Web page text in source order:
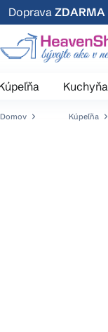
Prejsť
na
obsah
Doprava ZDARMA
Kuchyňa
Domov Kúpeľňa